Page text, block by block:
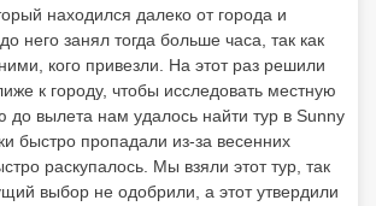
находился далеко от города и
него занял тогда больше часа, так как
кого привезли. На этот раз решили
к городу, чтобы исследовать местную
до вылета нам удалось найти тур в Sunny
быстро пропадали из-за весенних
раскупалось. Мы взяли этот тур, так
выбор не одобрили, а этот утвердили